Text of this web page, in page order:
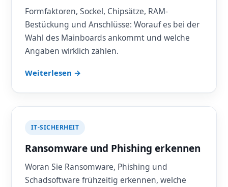
Formfaktoren, Sockel, Chipsätze, RAM-
Bestückung und Anschlüsse: Worauf es bei der
Wahl des Mainboards ankommt und welche
Angaben wirklich zählen.
Weiterlesen →
IT-SICHERHEIT
Ransomware und Phishing erkennen
Woran Sie Ransomware, Phishing und
Schadsoftware frühzeitig erkennen, welche